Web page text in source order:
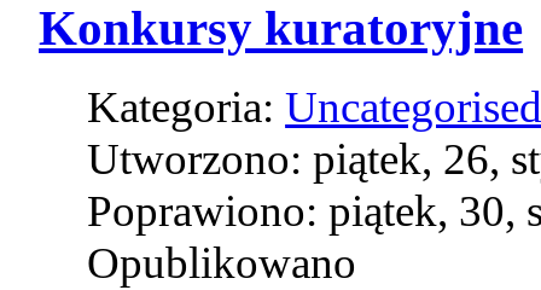
Konkursy kuratoryjne
Kategoria:
Utworzono: piątek, 26,
Poprawiono: piątek, 30,
Opublikowano